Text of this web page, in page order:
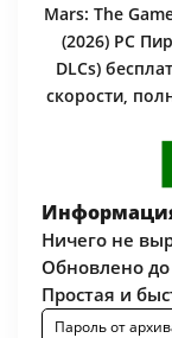
Mars: The
(2026) PC
DLCs)
скорости,
Ничего не
Обновлено
Простая и
Пароль от